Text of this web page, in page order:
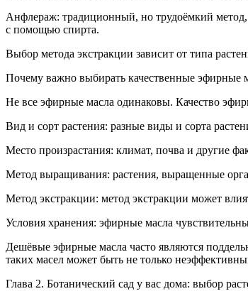
Анфлераж: традиционный, но трудоёмкий
с помощью спирта.
Выбор метода экстракции зависит от типа
Почему важно выбирать качественные эфирные
Не все эфирные масла одинаковы. Качество
Вид и сорт растения: разные виды и сорта
Место произрастания: климат, почва и другие
Метод выращивания: растения, выращенные
Метод экстракции: метод экстракции может
Условия хранения: эфирные масла
Дешёвые эфирные масла часто являются
таких масел может быть не только
Глава 2. Ботанический сад у вас дома: выбор